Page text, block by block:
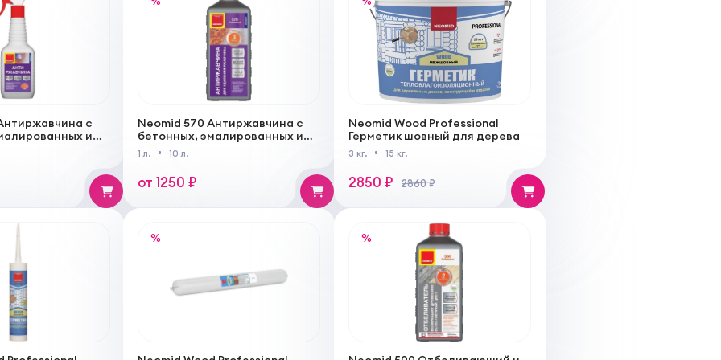
с
и
Neomid 570 Антиржавчина с
бетонных, эмалированных и
каменных поверхностей,
концентрат 1:2
1 л. 10 л.
от 1250 ₽
Neomid Wood Professional
Герметик шовный для дерева
3 кг. 15 кг.
2850 ₽ 2860 ₽
% %